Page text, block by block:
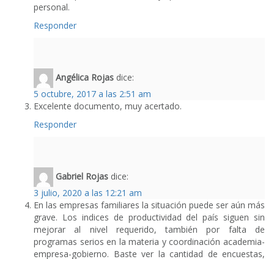
personal.
Responder
Angélica Rojas dice:
5 octubre, 2017 a las 2:51 am
Excelente documento, muy acertado.
Responder
Gabriel Rojas dice:
3 julio, 2020 a las 12:21 am
En las empresas familiares la situación puede ser aún más
grave. Los indices de productividad del país siguen sin
mejorar al nivel requerido, también por falta de
programas serios en la materia y coordinación academia-
empresa-gobierno. Baste ver la cantidad de encuestas,